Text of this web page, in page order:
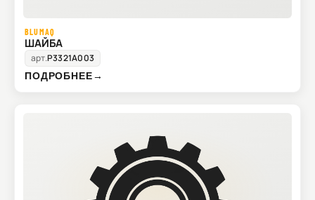
BLUMAQ
ШАЙБА
арт.P3321A003
ПОДРОБНЕЕ→